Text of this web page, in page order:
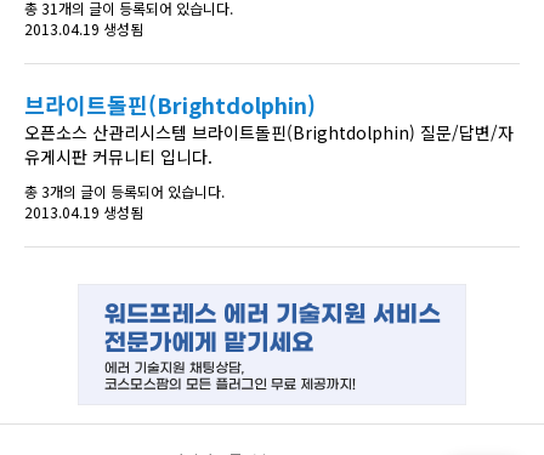
총 31개의 글이 등록되어 있습니다.
2013.04.19 생성됨
브라이트돌핀(Brightdolphin)
오픈소스 산관리시스템 브라이트돌핀(Brightdolphin) 질문/답변/자
유게시판 커뮤니티 입니다.
총 3개의 글이 등록되어 있습니다.
2013.04.19 생성됨